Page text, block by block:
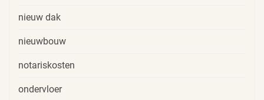
nieuw dak
nieuwbouw
notariskosten
ondervloer